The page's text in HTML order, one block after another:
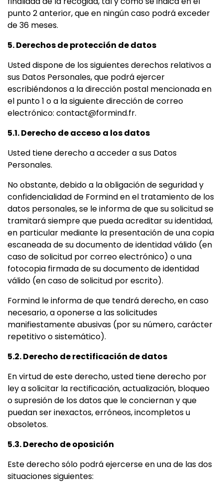
punto 2 anterior, que en ningún caso podrá exceder
de 36 meses.
5. Derechos de protección de datos
Usted dispone de los siguientes derechos relativos a
sus Datos Personales, que podrá ejercer
escribiéndonos a la dirección postal mencionada en
el punto 1 o a la siguiente dirección de correo
electrónico: contact@formind.fr.
5.1. Derecho de acceso a los datos
Usted tiene derecho a acceder a sus Datos
Personales.
No obstante, debido a la obligación de seguridad y
confidencialidad de Formind en el tratamiento de los
datos personales, se le informa de que su solicitud se
tramitará siempre que pueda acreditar su identidad,
en particular mediante la presentación de una copia
escaneada de su documento de identidad válido (en
caso de solicitud por correo electrónico) o una
fotocopia firmada de su documento de identidad
válido (en caso de solicitud por escrito).
Formind le informa de que tendrá derecho, en caso
necesario, a oponerse a las solicitudes
manifiestamente abusivas (por su número, carácter
repetitivo o sistemático).
5.2. Derecho de rectificación de datos
En virtud de este derecho, usted tiene derecho por
ley a solicitar la rectificación, actualización, bloqueo
o supresión de los datos que le conciernan y que
puedan ser inexactos, erróneos, incompletos u
obsoletos.
5.3. Derecho de oposición
Este derecho sólo podrá ejercerse en una de las dos
situaciones siguientes: